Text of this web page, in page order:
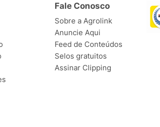
Fale Conosco
Sobre a Agrolink
Anuncie Aqui
Feed de Conteúdos
Selos gratuitos
Assinar Clipping